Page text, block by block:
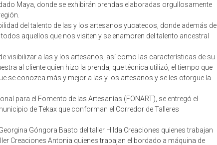
Maya, donde se exhibirán prendas elaboradas orgullosamente
del talento de las y los artesanos yucatecos, donde además de
aquellos que nos visiten y se enamoren del talento ancestral
visibilizar a las y los artesanos, así como las características de su
al cliente quien hizo la prenda, que técnica utilizó, el tiempo que
se conozca más y mejor a las y los artesanos y se les otorgue la
para el Fomento de las Artesanías (FONART), se entregó el
de Tekax que conforman el Corredor de Talleres
Góngora Basto del taller Hilda Creaciones quienes trabajan
Creaciones Antonia quienes trabajan el bordado a máquina de